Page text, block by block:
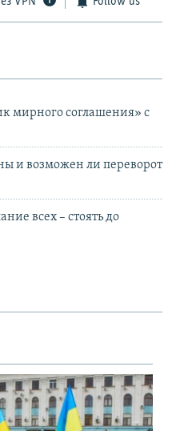
мирного соглашения» с
и возможен ли переворот
всех – стоять до